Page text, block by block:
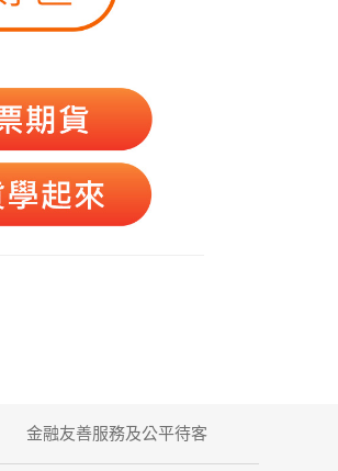
金融友善服務及公平待客